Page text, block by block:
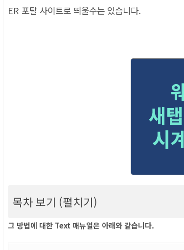
ER 포탈 사이트로 띄울수는 있습니다.
목차 보기 (펼치기)
[네이버 웨일 시계화면 바꾸는 법] 새탭,
목차
그 방법에 대한 Text 매뉴얼은 아래와 같습니다.